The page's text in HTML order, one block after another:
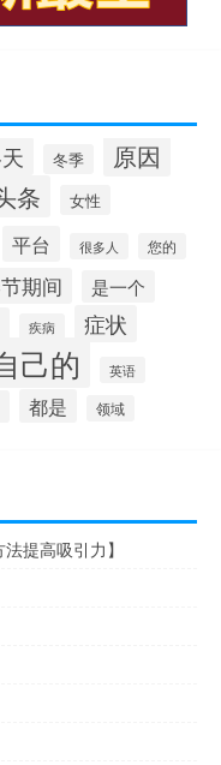
冬季 原因
条 女性
平台 很多人 您的
期间 是一个
疾病 症状
己的 英语
都是 领域
提高吸引力】